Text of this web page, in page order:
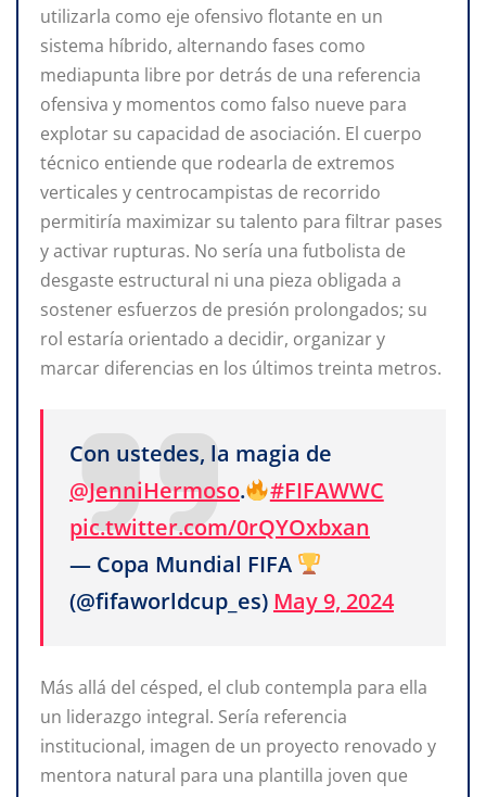
utilizarla como eje ofensivo flotante en un
sistema híbrido, alternando fases como
mediapunta libre por detrás de una referencia
ofensiva y momentos como falso nueve para
explotar su capacidad de asociación. El cuerpo
técnico entiende que rodearla de extremos
verticales y centrocampistas de recorrido
permitiría maximizar su talento para filtrar pases
y activar rupturas. No sería una futbolista de
desgaste estructural ni una pieza obligada a
sostener esfuerzos de presión prolongados; su
rol estaría orientado a decidir, organizar y
marcar diferencias en los últimos treinta metros.
Con ustedes, la magia de
@JenniHermoso.
#FIFAWWC
pic.twitter.com/0rQYOxbxan
— Copa Mundial FIFA
(@fifaworldcup_es) May 9, 2024
Más allá del césped, el club contempla para ella
un liderazgo integral. Sería referencia
institucional, imagen de un proyecto renovado y
mentora natural para una plantilla joven que